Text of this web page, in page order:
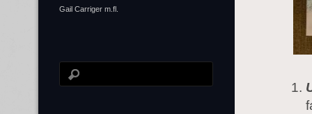
Gail Carriger m.fl.